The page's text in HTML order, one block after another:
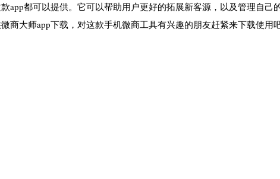
app都可以提供。它可以帮助用户更好的拓展新客源，以及管理自己
商大师app下载，对这款手机微商工具有兴趣的朋友赶紧来下载使用